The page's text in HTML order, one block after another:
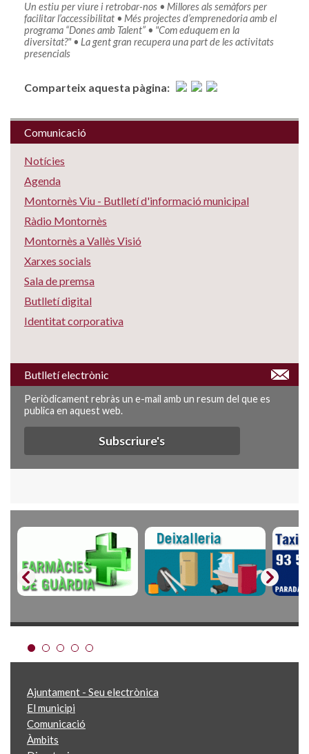
Un estiu per viure i retrobar-nos • Millores als semàfors per
facilitar l’accessibilitat • Més projectes d’emprenedoria amb el
programa “Dones amb Talent” • "Com eduquem en la
diversitat?" • La gent gran recupera una part de les activitats
presencials
Comparteix aquesta pàgina:
Comunicació
Notícies
Agenda
Montornès Viu - Butlletí d'informació municipal
Ràdio Montornès
Montornès a Vallès Visió
Xarxes socials
Sala de premsa
Butlletí digital
Identitat corporativa
Butlletí electrònic
Periòdicament rebràs un e-mail amb un resum del que es
publica en aquest web.
Subscriure's
Ajuntament - Seu electrònica
El municipi
Comunicació
Àmbits